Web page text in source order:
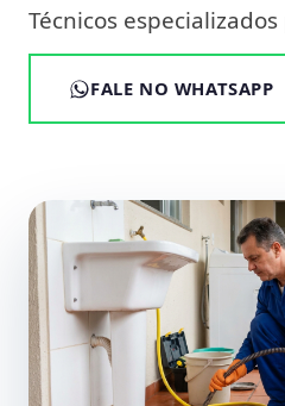
Técnicos
FALE NO WHATSAPP